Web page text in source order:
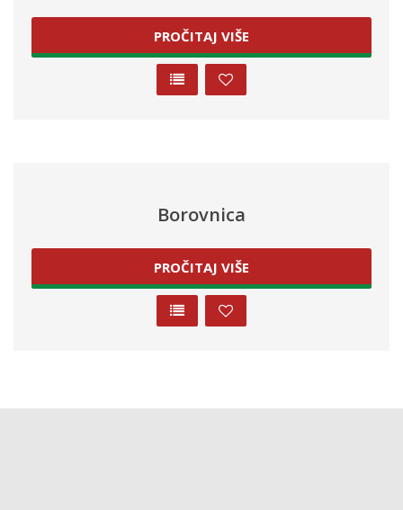
PROČITAJ VIŠE
Borovnica
PROČITAJ VIŠE